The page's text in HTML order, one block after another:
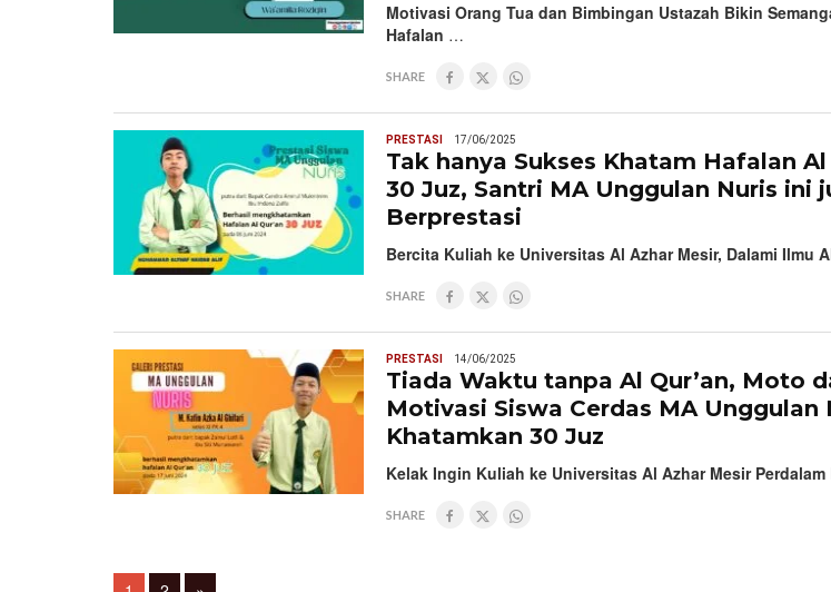
Motivasi Orang Tua dan Bimbingan Ustazah Bikin
Hafalan …
SHARE
PRESTASI 17/06/2025
Tak hanya Sukses Khatam Hafalan Al
30 Juz, Santri MA Unggulan Nuris ini
Berprestasi
Bercita Kuliah ke Universitas Al Azhar Mesir, Dalami Ilmu
SHARE
PRESTASI 14/06/2025
Tiada Waktu tanpa Al Qur’an, Moto
Motivasi Siswa Cerdas MA Unggulan
Khatamkan 30 Juz
Kelak Ingin Kuliah ke Universitas Al Azhar Mesir Perdalam
SHARE